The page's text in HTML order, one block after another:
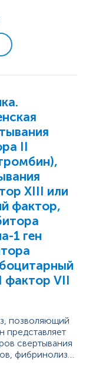
II
XIII или
фактор,
1 ген
фактор VII
позволяющий
представляет
свертывания
фибринолиза,
крови